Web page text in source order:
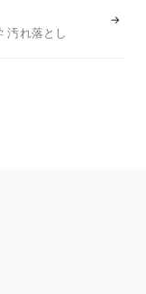
汚れ落とし
→